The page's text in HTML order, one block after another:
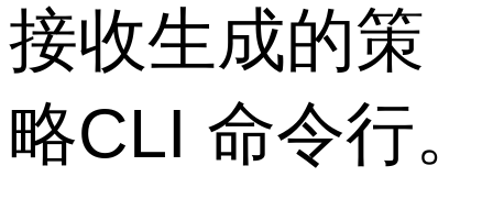
接收生成的策
略CLI 命令行。